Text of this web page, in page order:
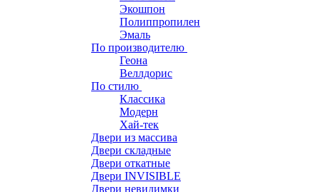
Экошпон
Полиппропилен
Эмаль
По производителю
Геона
Веллдорис
По стилю
Классика
Модерн
Хай-тек
Двери из массива
Двери складные
Двери откатные
Двери INVISIBLE
Двери невидимки